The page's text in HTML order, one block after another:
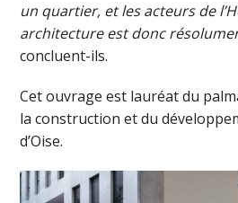
un quartier, et les acteurs de
architecture est donc
concluent-ils.
Cet ouvrage est lauréat du
la construction et du
d’Oise.